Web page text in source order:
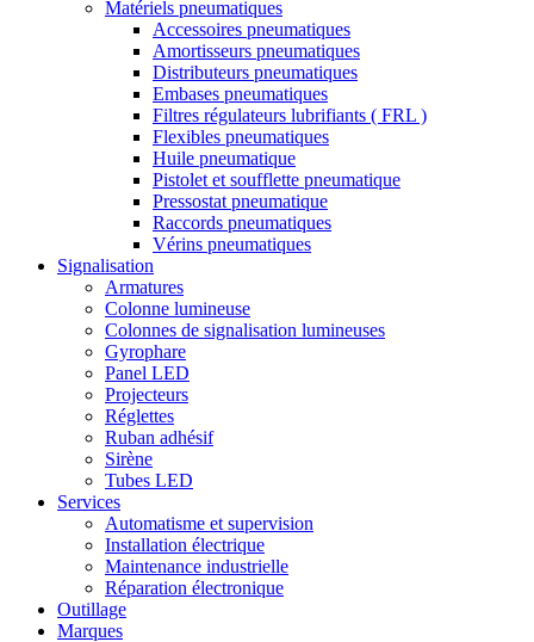
Matériels pneumatiques
Accessoires pneumatiques
Amortisseurs pneumatiques
Distributeurs pneumatiques
Embases pneumatiques
Filtres régulateurs lubrifiants ( FRL )
Flexibles pneumatiques
Huile pneumatique
Pistolet et soufflette pneumatique
Pressostat pneumatique
Raccords pneumatiques
Vérins pneumatiques
Signalisation
Armatures
Colonne lumineuse
Colonnes de signalisation lumineuses
Gyrophare
Panel LED
Projecteurs
Réglettes
Ruban adhésif
Sirène
Tubes LED
Services
Automatisme et supervision
Installation électrique
Maintenance industrielle
Réparation électronique
Outillage
Marques